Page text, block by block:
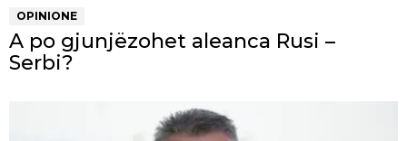
OPINIONE
A po gjunjëzohet aleanca Rusi –
Serbi?